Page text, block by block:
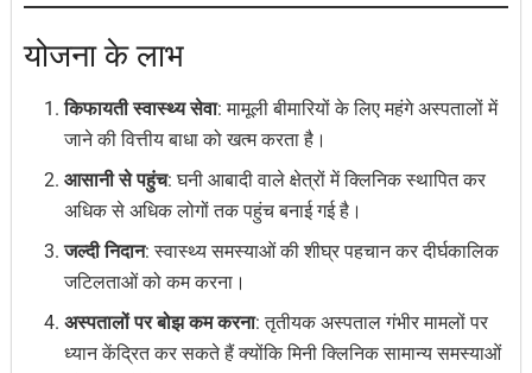
योजना के लाभ
किफायती स्वास्थ्य सेवा: मामूली बीमारियों के लिए महंगे अस्पतालों में
जाने की वित्तीय बाधा को खत्म करता है।
आसानी से पहुंच: घनी आबादी वाले क्षेत्रों में क्लिनिक स्थापित कर
अधिक से अधिक लोगों तक पहुंच बनाई गई है।
जल्दी निदान: स्वास्थ्य समस्याओं की शीघ्र पहचान कर दीर्घकालिक
जटिलताओं को कम करना।
अस्पतालों पर बोझ कम करना: तृतीयक अस्पताल गंभीर मामलों पर
ध्यान केंद्रित कर सकते हैं क्योंकि मिनी क्लिनिक सामान्य समस्याओं